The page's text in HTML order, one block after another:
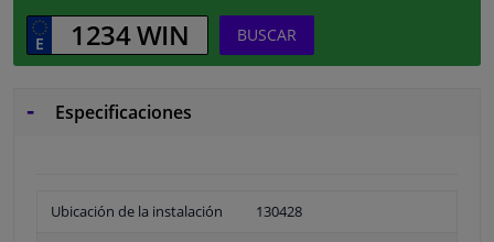
BUSCAR
Especificaciones
Ubicación de la instalación 130428